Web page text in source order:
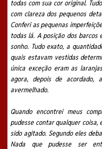
todas com sua cor original.
com clareza dos pequenos
Conferi as pequenas
todas lá. A posição dos barcos
sonho. Tudo exato, a
quais estavam vestidas
única exceção eram as
agora, depois de acordado,
avermelhado.
Quando encontrei meus
pudesse contar qualquer coisa,
sido agitado. Segundo eles
Nada que pudesse ser